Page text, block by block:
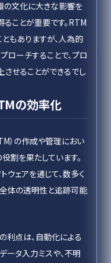
の文化に大きな影響を
ことが重要です。RTM
もありますが、人為的
ーチすることで、プロ
せることができるでし
の効率化
）の作成や管理におい
割を果たしています。
ウェアを通じて、数多く
体の透明性と追跡可能
利点は、自動化による
ータ入力ミスや、不明